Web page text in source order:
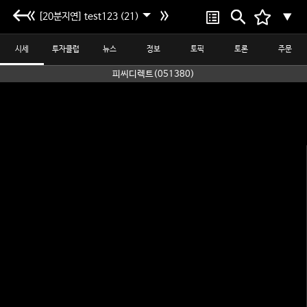
[20분지연] test123 (21) ▼
시세 투자클럽 뉴스 정보 토픽 토론 주문
피씨디렉트(051380)